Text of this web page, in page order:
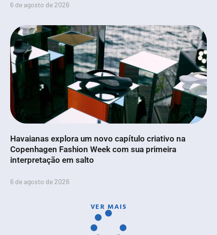
6 de agosto de 2026
Havaianas explora um novo capítulo criativo na
Copenhagen Fashion Week com sua primeira
interpretação em salto
6 de agosto de 2026
VER MAIS